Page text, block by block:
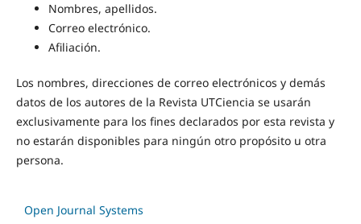
Nombres, apellidos.
Correo electrónico.
Afiliación.
Los nombres, direcciones de correo electrónicos y demás
datos de los autores de la Revista UTCiencia se usarán
exclusivamente para los fines declarados por esta revista y
no estarán disponibles para ningún otro propósito u otra
persona.
Open Journal Systems